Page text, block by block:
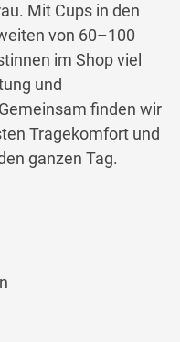
Mit Cups in den
von 60–100
im Shop viel
und
finden wir
Tragekomfort und
ganzen Tag.